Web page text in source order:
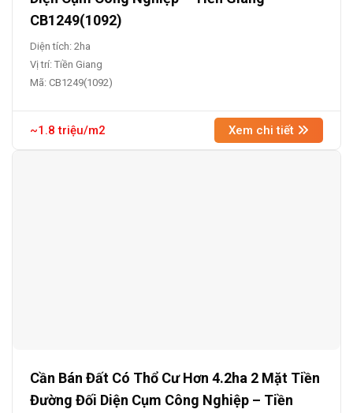
CB1249(1092)
Diện tích: 2ha
Vị trí: Tiền Giang
Mã: CB1249(1092)
~1.8 triệu/m2 Xem chi tiết
Cần Bán Đất Có Thổ Cư Hơn 4.2ha 2 Mặt Tiền
Đường Đối Diện Cụm Công Nghiệp – Tiền